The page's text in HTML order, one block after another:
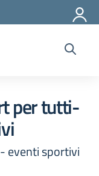
per tutti-
eventi sportivi